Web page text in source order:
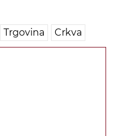
Trgovina Crkva